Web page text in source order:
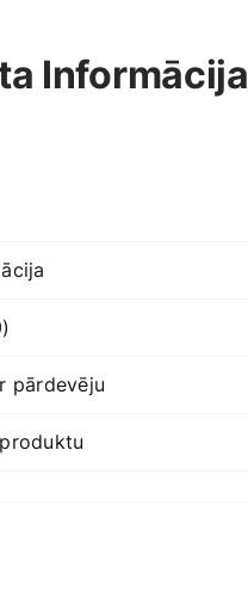
Informācija
pārdevēju